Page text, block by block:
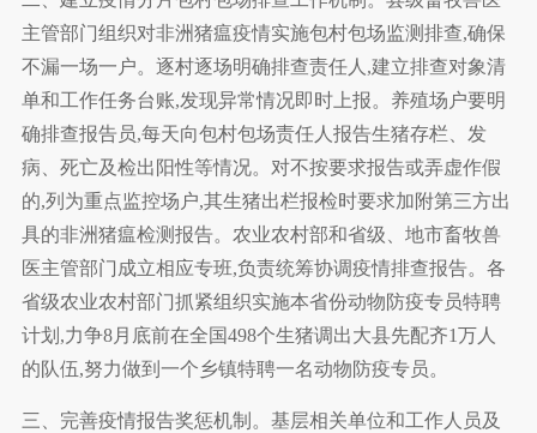
主管部门组织对非洲猪瘟疫情实施包村包场监测排查,确保
不漏一场一户。逐村逐场明确排查责任人,建立排查对象清
单和工作任务台账,发现异常情况即时上报。养殖场户要明
确排查报告员,每天向包村包场责任人报告生猪存栏、发
病、死亡及检出阳性等情况。对不按要求报告或弄虚作假
的,列为重点监控场户,其生猪出栏报检时要求加附第三方出
具的非洲猪瘟检测报告。农业农村部和省级、地市畜牧兽
医主管部门成立相应专班,负责统筹协调疫情排查报告。各
省级农业农村部门抓紧组织实施本省份动物防疫专员特聘
计划,力争8月底前在全国498个生猪调出大县先配齐1万人
的队伍,努力做到一个乡镇特聘一名动物防疫专员。
三、完善疫情报告奖惩机制。基层相关单位和工作人员及